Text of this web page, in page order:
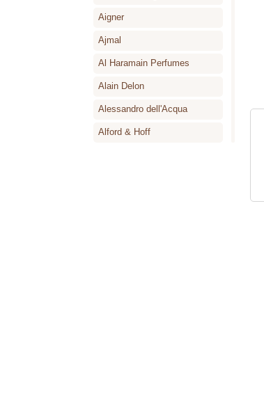
Aigner
Ajmal
Al Haramain Perfumes
Alain Delon
Alessandro dell'Acqua
Alford & Hoff